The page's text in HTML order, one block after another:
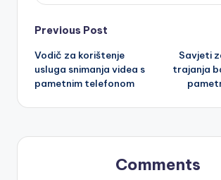
Post
navigation
Previous Post
Vodič za korištenje
usluga snimanja videa s
pametnim telefonom
Savjeti
trajanja
Comments